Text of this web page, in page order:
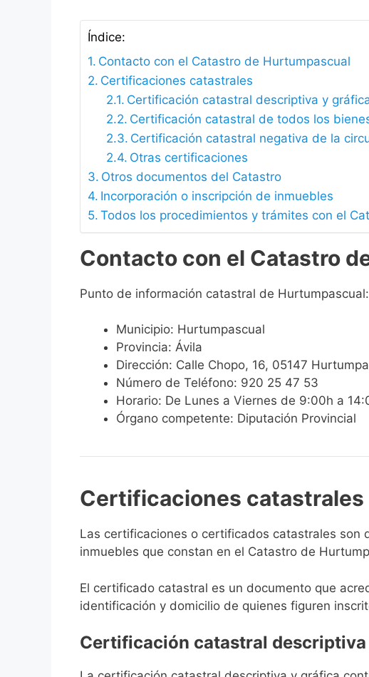
Índice:
Contacto con el Catastro de Hurtumpascual
Certificaciones catastrales
Certificación catastral descriptiva y
Certificación catastral de todos los
Certificación catastral negativa de la
Otras certificaciones
Otros documentos del Catastro
Incorporación o inscripción de inmuebles
Todos los procedimientos y trámites con el
Contacto con el Catastro
Punto de información catastral de Hurtumpascual:
Municipio: Hurtumpascual
Provincia: Ávila
Dirección: Calle Chopo, 16, 05147
Número de Teléfono: 920 25 47 53
Horario: De Lunes a Viernes de 9:00h a
Órgano competente: Diputación Provincial
Certificaciones catastrales
Las certificaciones o certificados catastrales son
inmuebles que constan en el Catastro de
El certificado catastral es un documento que
identificación y domicilio de quienes figuren
Certificación catastral